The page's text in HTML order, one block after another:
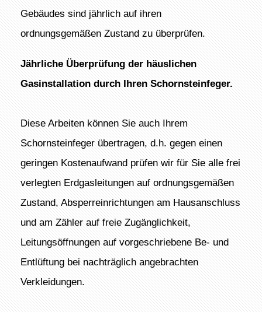
Gebäudes sind jährlich auf ihren
ordnungsgemäßen Zustand zu überprüfen.
Jährliche Überprüfung der häuslichen
Gasinstallation durch Ihren Schornsteinfeger.
Diese Arbeiten können Sie auch Ihrem
Schornsteinfeger übertragen, d.h. gegen einen
geringen Kostenaufwand prüfen wir für Sie alle frei
verlegten Erdgasleitungen auf ordnungsgemäßen
Zustand, Absperreinrichtungen am Hausanschluss
und am Zähler auf freie Zugänglichkeit,
Leitungsöffnungen auf vorgeschriebene Be- und
Entlüftung bei nachträglich angebrachten
Verkleidungen.